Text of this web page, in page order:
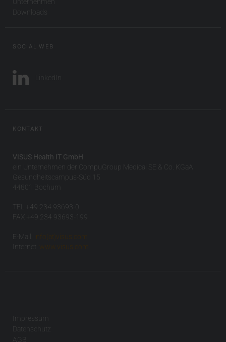
Downloads
SOCIAL WEB
LinkedIn
KONTAKT
VISUS Health IT GmbH
ein Unternehmen der CompuGroup Medical SE & Co. KGaA
Gesundheitscampus-Süd 15
44801 Bochum
TEL +49 234 93693-0
FAX +49 234 93693-199
E-Mail:
info(at)visus.com
Internet:
www.visus.com
Impressum
Datenschutz
AGB